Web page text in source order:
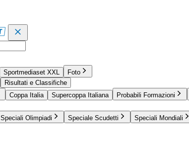
Sportmediaset XXL
Foto
Risultati e Classifiche
Coppa Italia Supercoppa Italiana Probabili Formazioni
Speciali Olimpiadi Speciale Scudetti Speciali Mondiali